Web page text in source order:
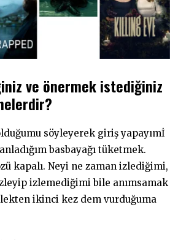
ve önermek istediğiniz
söyleyerek giriş yapayımİ
basbayağı tüketmek.
kapalı. Neyi ne zaman izlediğimi,
izlemediğimi bile anımsamak
ikinci kez dem vurduğuma